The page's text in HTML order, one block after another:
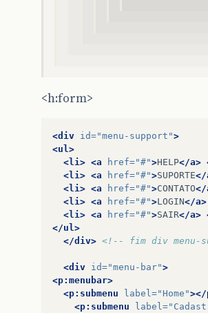
<h:form>
<div id="menu-support">
<ul>
<li> <a href="#">HELP</a>
<li> <a href="#">SUPORTE</
<li> <a href="#">CONTATO</
<li> <a href="#">LOGIN</a>
<li> <a href="#">SAIR</a>
</ul>
</div> <!-- fim div menu-
<div id="menu-bar">
<p:menubar>
<p:submenu
label="Home"></
<p:submenu
label=